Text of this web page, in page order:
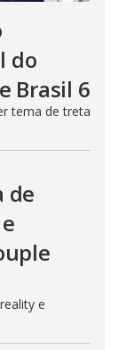
do
Brasil 6
tema de treta
de
e